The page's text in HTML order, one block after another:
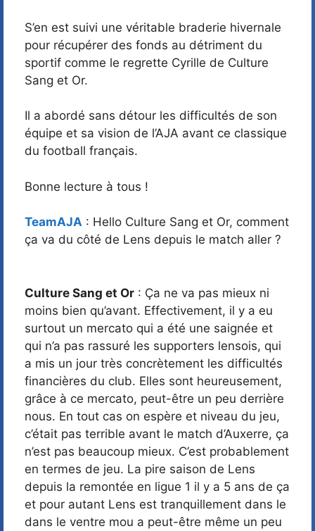
S’en est suivi une véritable braderie hivernale
pour récupérer des fonds au détriment du
sportif comme le regrette Cyrille de Culture
Sang et Or.
Il a abordé sans détour les difficultés de son
équipe et sa vision de l’AJA avant ce classique
du football français.
Bonne lecture à tous !
TeamAJA : Hello Culture Sang et Or, comment
ça va du côté de Lens depuis le match aller ?
Culture Sang et Or : Ça ne va pas mieux ni
moins bien qu’avant. Effectivement, il y a eu
surtout un mercato qui a été une saignée et
qui n’a pas rassuré les supporters lensois, qui
a mis un jour très concrètement les difficultés
financières du club. Elles sont heureusement,
grâce à ce mercato, peut-être un peu derrière
nous. En tout cas on espère et niveau du jeu,
c’était pas terrible avant le match d’Auxerre, ça
n’est pas beaucoup mieux. C’est probablement
en termes de jeu. La pire saison de Lens
depuis la remontée en ligue 1 il y a 5 ans de ça
et pour autant Lens est tranquillement dans le
dans le ventre mou a peut-être même un peu